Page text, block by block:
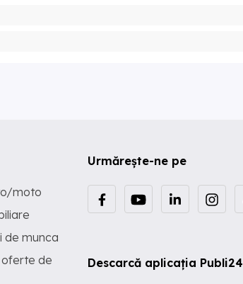
Urmărește-ne pe
Descarcă aplicația Publi24
moto
de munca
oferte de